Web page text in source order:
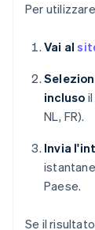
Per utilizzare
Vai al
incluso
NL, FR).
Invia
Paese.
Se il